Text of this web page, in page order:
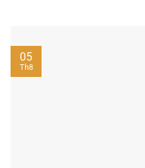
05
Th8